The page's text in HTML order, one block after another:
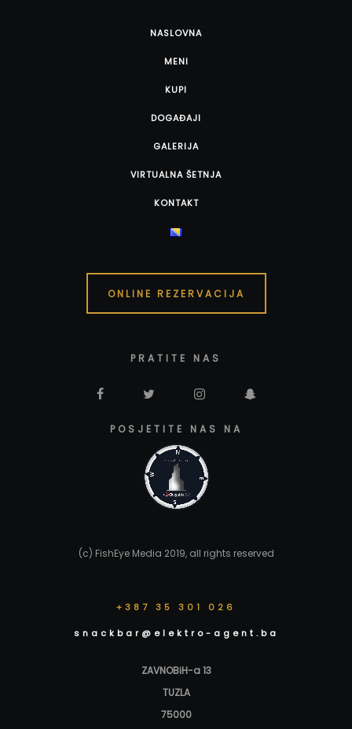
NASLOVNA
MENI
KUPI
DOGAĐAJI
GALERIJA
VIRTUALNA ŠETNJA
KONTAKT
ONLINE REZERVACIJA
PRATITE NAS
POSJETITE NAS NA
(c) FishEye Media 2019, all rights reserved
+387 35 301 026
snackbar@elektro-agent.ba
ZAVNOBiH-a 13
TUZLA
75000